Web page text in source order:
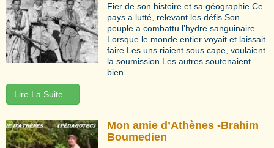
Fier de son histoire et sa géographie Ce
pays a lutté, relevant les défis Son
peuple a combattu l’hydre sanguinaire
Lorsque le monde entier voyait et laissait
faire Les uns riaient sous cape, voulaient
la soumission Les autres soutenaient
bien ...
Lire La Suite…
Mon amie d’Athènes -Brahim
Boumedien